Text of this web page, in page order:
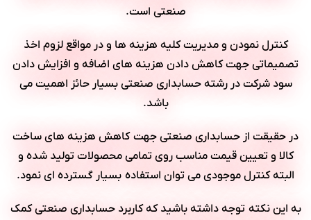
صنعتی است.
کنترل نمودن و مدیریت کلیه هزینه ها و در مواقع لزوم اخذ
تصمیماتی جهت کاهش دادن هزینه های اضافه و افزایش دادن
سود شرکت در رشته حسابداری صنعتی بسیار حائز اهمیت می
باشد.
در حقیقت از حسابداری صنعتی جهت کاهش هزینه های ساخت
کالا و تعیین قیمت مناسب روی تمامی محصولات تولید شده و
البته کنترل موجودی می توان استفاده بسیار گسترده ای نمود.
به این نکته توجه داشته باشید که کاربرد حسابداری صنعتی کمک